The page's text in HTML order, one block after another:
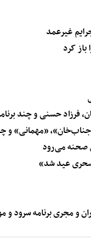
فرزاد حسنی و چند
«مهمانی» و
صحنه می‌رود
سحری عید شد»
و مجری برنامه سرود و